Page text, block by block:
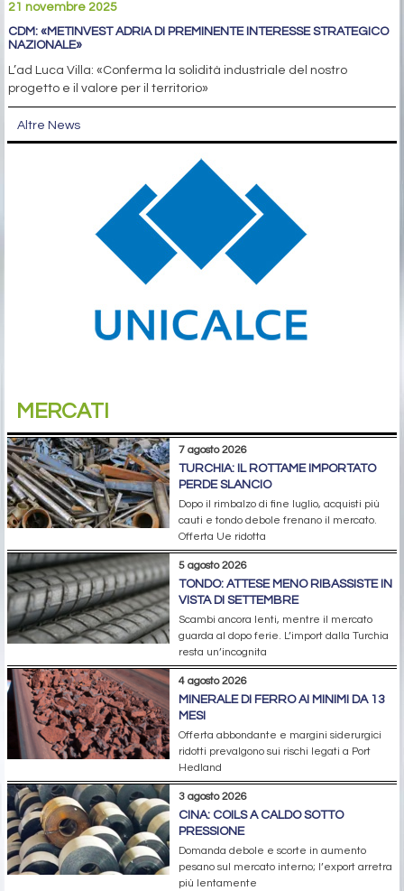
21 novembre 2025
CDM: «METINVEST ADRIA DI PREMINENTE INTERESSE STRATEGICO
NAZIONALE»
L’ad Luca Villa: «Conferma la solidità industriale del nostro
progetto e il valore per il territorio»
Altre News
MERCATI
7 agosto 2026
TURCHIA: IL ROTTAME IMPORTATO
PERDE SLANCIO
Dopo il rimbalzo di fine luglio, acquisti più
cauti e tondo debole frenano il mercato.
Offerta Ue ridotta
5 agosto 2026
TONDO: ATTESE MENO RIBASSISTE IN
VISTA DI SETTEMBRE
Scambi ancora lenti, mentre il mercato
guarda al dopo ferie. L’import dalla Turchia
resta un’incognita
4 agosto 2026
MINERALE DI FERRO AI MINIMI DA 13
MESI
Offerta abbondante e margini siderurgici
ridotti prevalgono sui rischi legati a Port
Hedland
3 agosto 2026
CINA: COILS A CALDO SOTTO
PRESSIONE
Domanda debole e scorte in aumento
pesano sul mercato interno; l’export arretra
più lentamente